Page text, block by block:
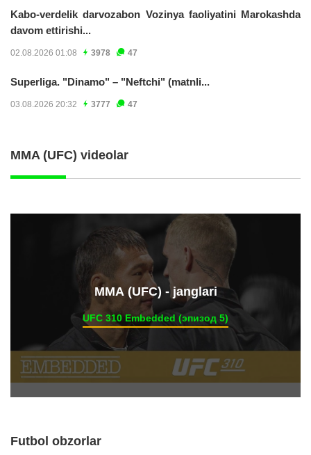
Kabo-verdelik darvozabon Vozinya faoliyatini Marokashda
davom ettirishi...
02.08.2026 01:08 3978 47
Superliga. "Dinamo" – "Neftchi" (matnli...
03.08.2026 20:32 3777 47
MMA (UFC) videolar
ММА (UFC) - janglari
UFC 310 Embedded (эпизод 5)
Futbol obzorlar